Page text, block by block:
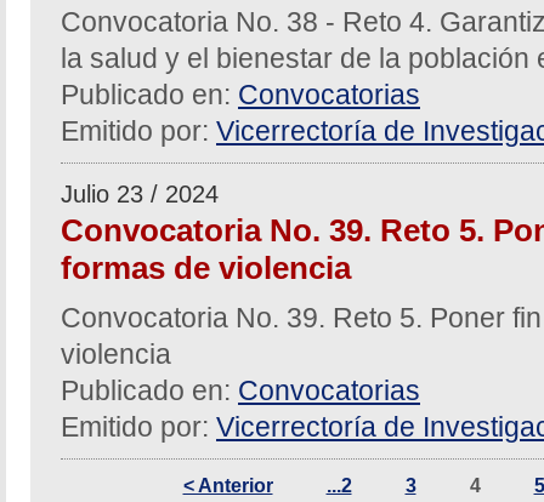
Convocatoria No. 38 - Reto 4.
la salud y el bienestar de la población
Publicado en: Convocatorias
Emitido por: Vicerrectoría de
Julio 23 / 2024
Convocatoria No. 39. Reto 5.
formas de violencia
Convocatoria No. 39. Reto 5. Poner
violencia
Publicado en: Convocatorias
Emitido por: Vicerrectoría de
< Anterior ...2 3 4 5